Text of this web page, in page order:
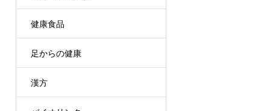
健康食品
足からの健康
漢方